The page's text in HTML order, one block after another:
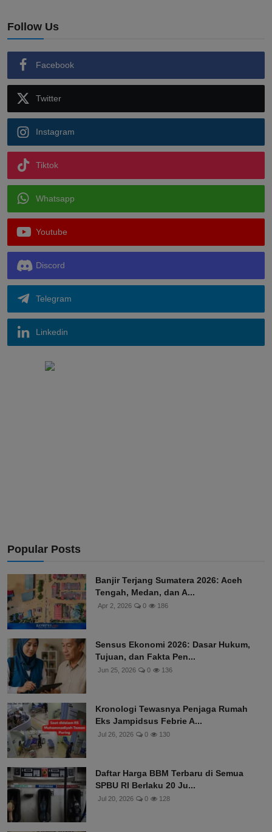
Follow Us
Facebook
Twitter
Instagram
Tiktok
Whatsapp
Youtube
Discord
Telegram
Linkedin
Popular Posts
Banjir Terjang Sumatera 2026: Aceh
Tengah, Medan, dan A...
Apr 2, 2026 0 186
Sensus Ekonomi 2026: Dasar Hukum,
Tujuan, dan Fakta Pen...
Jun 25, 2026 0 136
Kronologi Tewasnya Penjaga Rumah
Eks Jampidsus Febrie A...
Jul 26, 2026 0 130
Daftar Harga BBM Terbaru di Semua
SPBU RI Berlaku 20 Ju...
Jul 20, 2026 0 128